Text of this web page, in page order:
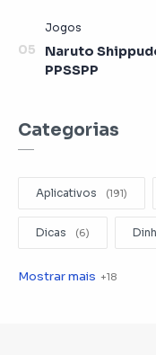
Naruto
PPSSPP
Categorias
Aplicativos
Dicas
Editar Videos